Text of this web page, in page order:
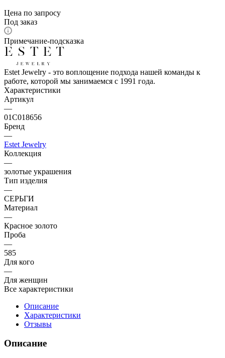
Цена по запросу
Под заказ
Примечание-подсказка
Estet Jewelry - это воплощение подхода нашей команды к
работе, которой мы занимаемся с 1991 года.
Характеристики
Артикул
—
01С018656
Бренд
—
Estet Jewelry
Коллекция
—
золотые украшения
Тип изделия
—
СЕРЬГИ
Материал
—
Красное золото
Проба
—
585
Для кого
—
Для женщин
Все характеристики
Описание
Характеристики
Отзывы
Описание